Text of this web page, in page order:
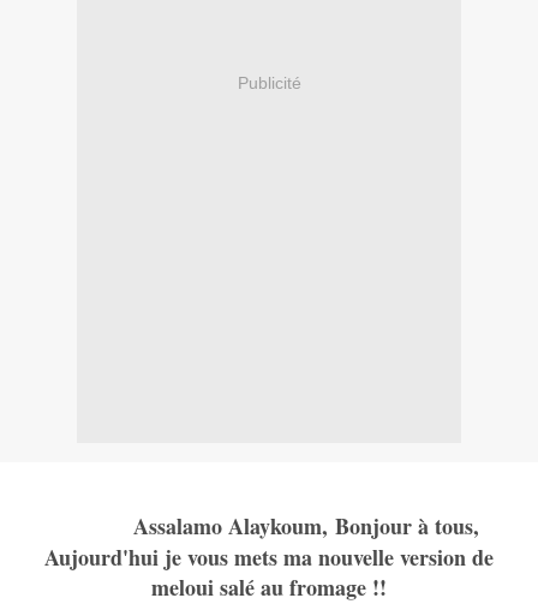
Publicité
Assalamo Alaykoum, Bonjour à tous,
Aujourd'hui je vous mets ma nouvelle version de
meloui salé au fromage !!